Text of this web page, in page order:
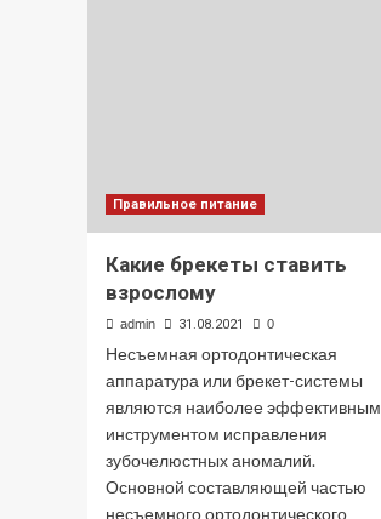
Правильное питание
Какие брекеты ставить
взрослому
admin 31.08.2021 0
Несъемная ортодонтическая
аппаратура или брекет-системы
являются наиболее эффективным
инструментом исправления
зубочелюстных аномалий.
Основной составляющей частью
несъемного ортодонтического